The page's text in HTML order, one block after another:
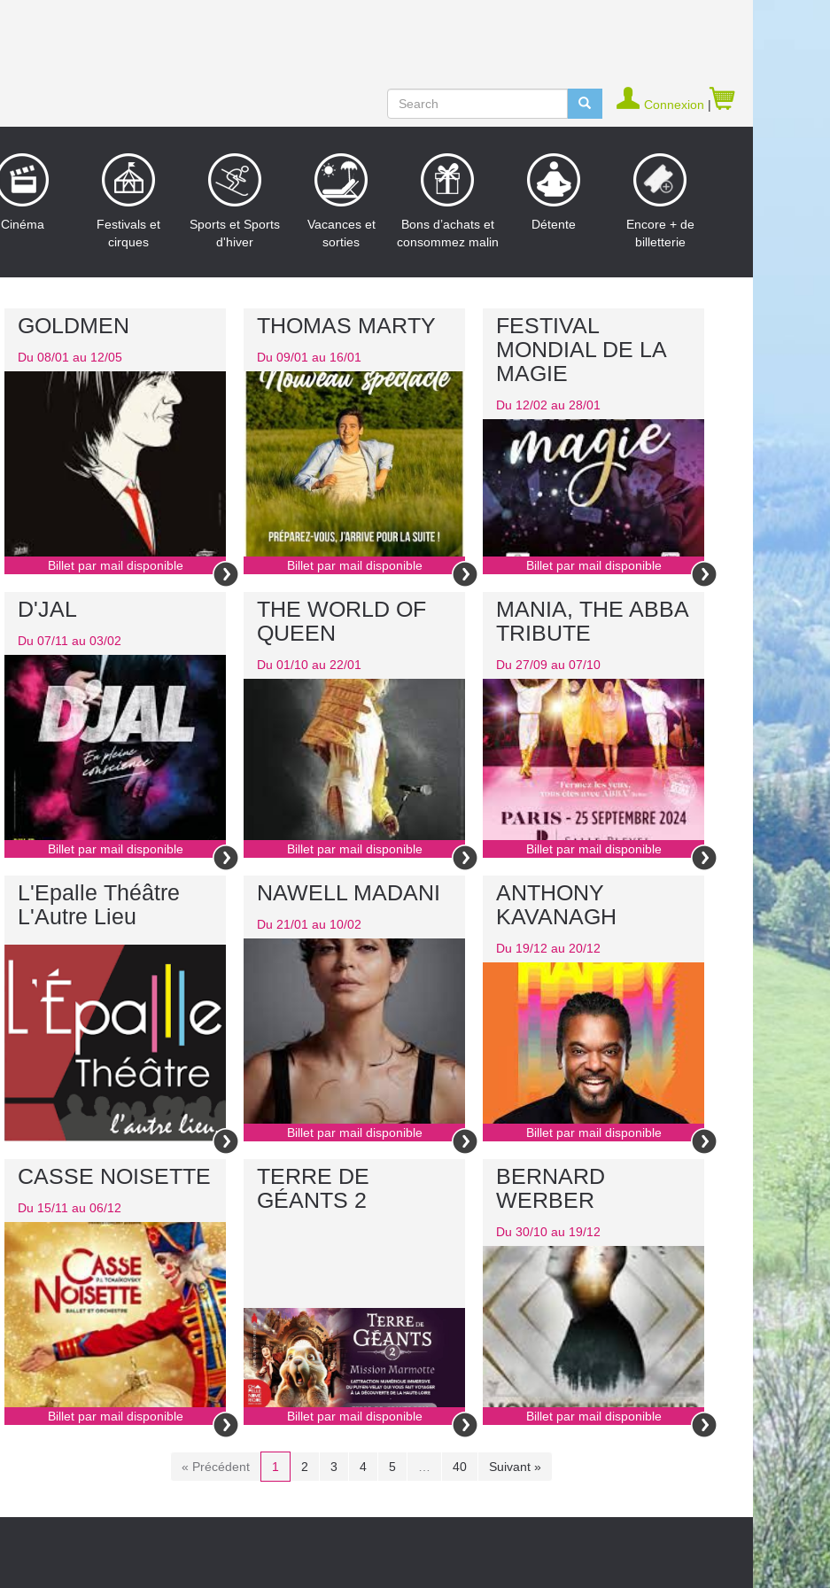
Connexion |
Cinéma
Festivals et
cirques
Sports et Sports
d'hiver
Vacances et
sorties
Bons d’achats et
consommez malin
Détente
Encore + de
billetterie
Billet par mail disponible
GOLDMEN
Du 08/01 au 12/05
Billet par mail disponible
THOMAS MARTY
Du 09/01 au 16/01
Billet par mail disponible
FESTIVAL
MONDIAL DE LA
MAGIE
Du 12/02 au 28/01
Billet par mail disponible
D'JAL
Du 07/11 au 03/02
Billet par mail disponible
THE WORLD OF
QUEEN
Du 01/10 au 22/01
Billet par mail disponible
MANIA, THE ABBA
TRIBUTE
Du 27/09 au 07/10
L'Epalle Théâtre
L'Autre Lieu
Billet par mail disponible
NAWELL MADANI
Du 21/01 au 10/02
Billet par mail disponible
ANTHONY
KAVANAGH
Du 19/12 au 20/12
Billet par mail disponible
CASSE NOISETTE
Du 15/11 au 06/12
Billet par mail disponible
TERRE DE
GÉANTS 2
Billet par mail disponible
BERNARD
WERBER
Du 30/10 au 19/12
« Précédent 1 2 3 4 5 40 Suivant »